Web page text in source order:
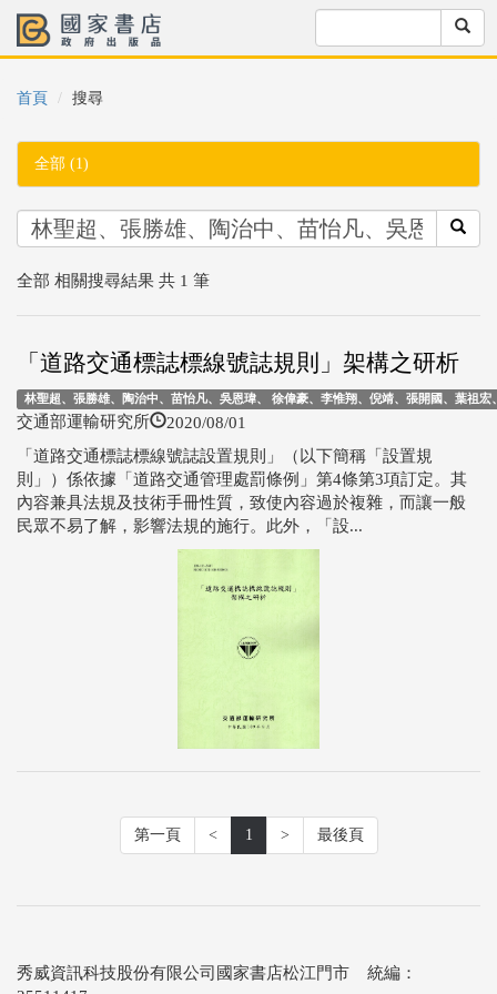
首頁 搜尋
全部 (1)
全部 相關搜尋結果 共 1 筆
「道路交通標誌標線號誌規則」架構之研析
林聖超、張勝雄、陶治中、苗怡凡、吳恩瑋、 徐偉豪、李惟翔、倪靖、張開國、葉祖
交通部運輸研究所 2020/08/01
「道路交通標誌標線號誌設置規則」（以下簡稱「設置規
則」）係依據「道路交通管理處罰條例」第4條第3項訂定。其
內容兼具法規及技術手冊性質，致使內容過於複雜，而讓一般
民眾不易了解，影響法規的施行。此外，「設...
第一頁 < 1 > 最後頁
秀威資訊科技股份有限公司國家書店松江門市 統編：